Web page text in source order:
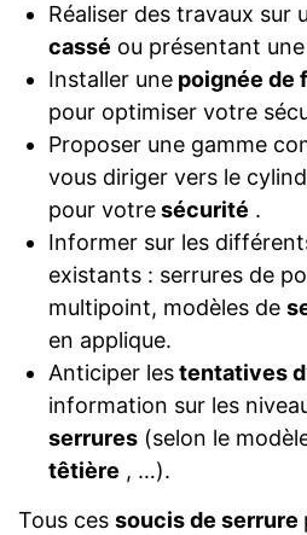
Réaliser des travaux sur
cassé ou présentant
Installer unepoignée de
pour optimiser votre
Proposer une gamme
vous diriger vers le
pour votresécurité .
Informer sur les
existants : serrures de
multipoint, modèles de
en applique.
Anticiper lestentatives
information sur les
serrures(selon le
têtière , …).
Tous ces soucis de serrure